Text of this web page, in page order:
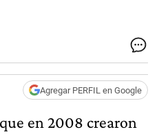
Agregar PERFIL en Google
en 2008 crearon